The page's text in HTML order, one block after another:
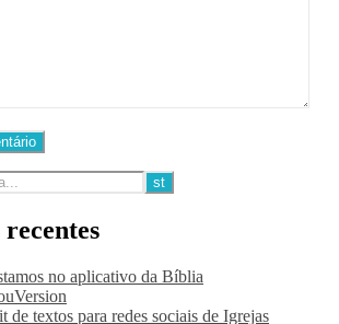
recentes
no aplicativo da Bíblia
de textos para redes sociais de Igrejas